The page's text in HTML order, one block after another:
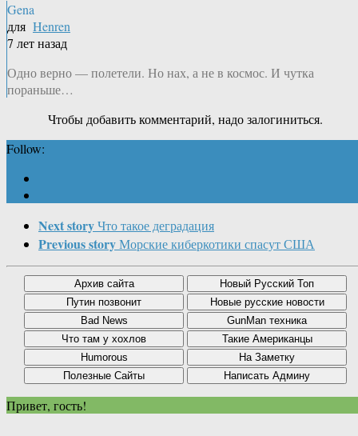
Gena
для Henren
7 лет назад
Одно верно — полетели. Но нах, а не в космос. И чутка
пораньше…
Чтобы добавить комментарий, надо залогиниться.
Follow:
Next storyЧто такое деградация
Previous storyМорские киберкотики спасут США
Привет, гость!